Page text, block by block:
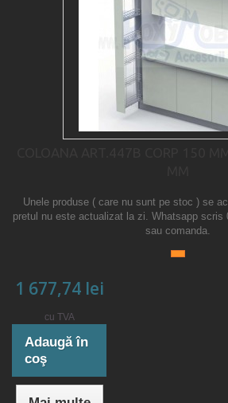
Unele produse ( care nu sunt pe stoc ) se
pretul nu este actualizat la zi. Whatsapp scris
sau comanda.
1 677,74 lei
cu TVA
Adaugă în
coş